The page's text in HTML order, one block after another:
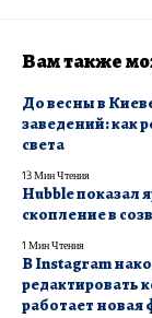
Вам также
До весны в
заведений: как
света
13 Мин Чтения
Hubble показал
скопление в
1 Мин Чтения
В Instagram
редактировать
работает новая